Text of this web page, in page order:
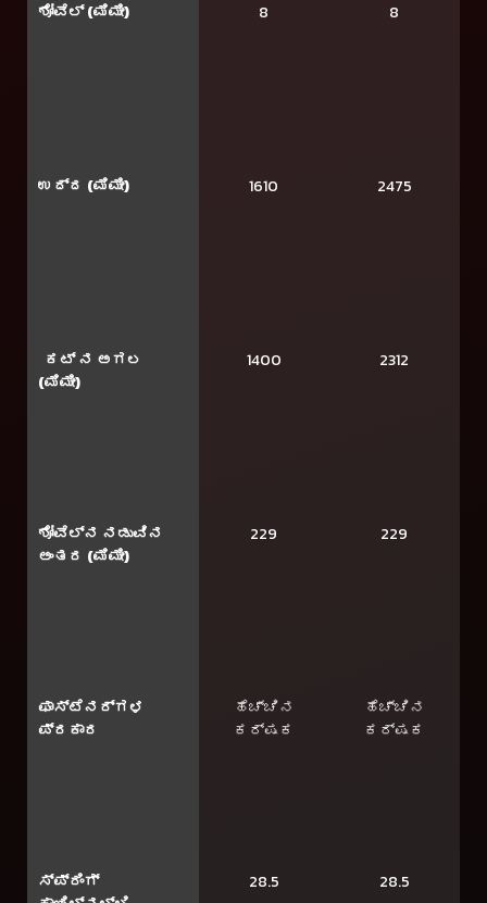
ಶೋವೆಲ್ (ಮಿಮೀ)
ಉದ್ದ (ಮಿಮೀ)
ಕಟ್ ನ ಅಗಲ
(ಮಿಮೀ)
ಶೋವೆಲ್ನ ನಡುವಿನ
ಅಂತರ (ಮಿಮೀ)
ಫಾಸ್ಟೆನರ್ಗಳ
ಪ್ರಕಾರ
ಸ್ಪ್ರಿಂಗ್
8
1610
1400
229
ಹೆಚ್ಚಿನ
ಕರ್ಷಕ
28.5
8
2475
2312
229
ಹೆಚ್ಚಿನ
ಕರ್ಷಕ
28.5